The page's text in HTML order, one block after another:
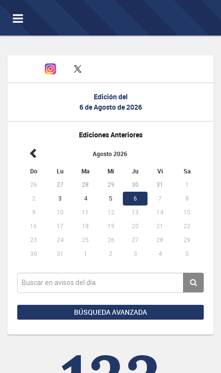
Toggle
navigation
Edición del
6 de Agosto de 2026
Ediciones Anteriores
Agosto 2026
Do Lu Ma Mi Ju Vi Sa
26 27 28 29 30 31
1
2
3 4 5 6 7
8
9
10 11 12 13 14
15
16
17 18 19 20 21
22
23
24 25 26 27 28
29
30
31 1 2 3 4 5
BÚSQUEDA AVANZADA